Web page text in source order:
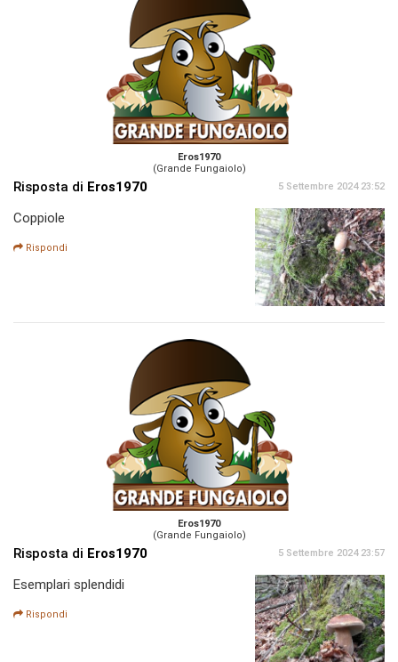
Eros1970
(Grande Fungaiolo)
Risposta di Eros1970 5 Settembre 2024 23:52
Coppiole
Rispondi
Eros1970
(Grande Fungaiolo)
Risposta di Eros1970 5 Settembre 2024 23:57
Esemplari splendidi
Rispondi